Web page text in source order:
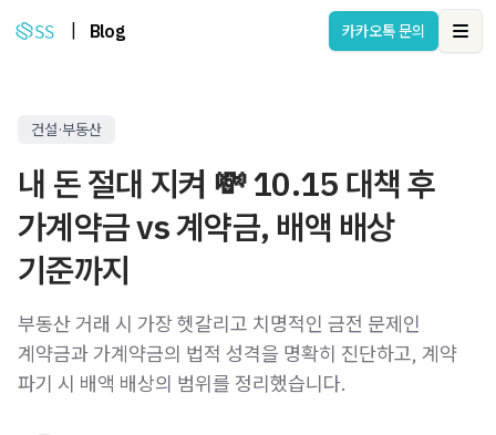
Blog 카카오톡 문의
건설·부동산
내 돈 절대 지켜 💸 10.15 대책 후
가계약금 vs 계약금, 배액 배상
기준까지
부동산 거래 시 가장 헷갈리고 치명적인 금전 문제인
계약금과 가계약금의 법적 성격을 명확히 진단하고, 계약
파기 시 배액 배상의 범위를 정리했습니다.